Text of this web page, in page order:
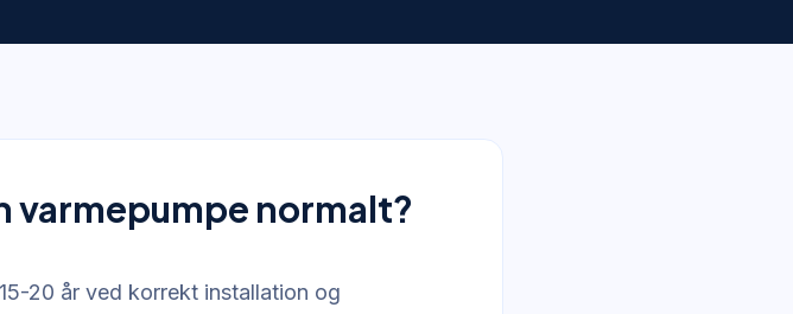
varmepumpe normalt?
20 år ved korrekt installation og